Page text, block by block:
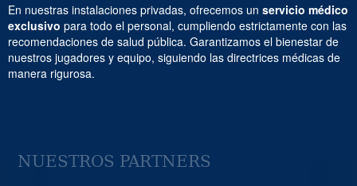
En nuestras instalaciones privadas, ofrecemos un servicio médico
exclusivo para todo el personal, cumpliendo estrictamente con las
recomendaciones de salud pública. Garantizamos el bienestar de
nuestros jugadores y equipo, siguiendo las directrices médicas de
manera rigurosa.
NUESTROS PARTNERS